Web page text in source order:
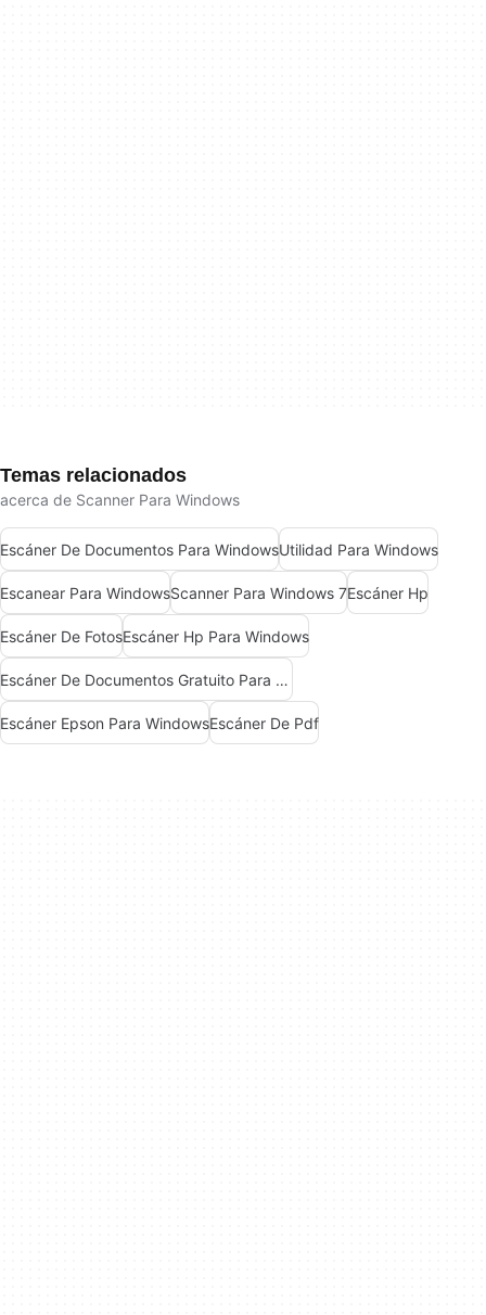
Temas relacionados
acerca de Scanner Para Windows
Escáner De Documentos Para WindowsUtilidad Para Windows
Escanear Para WindowsScanner Para Windows 7Escáner Hp
Escáner De FotosEscáner Hp Para Windows
Escáner De Documentos Gratuito Para Windows
Escáner Epson Para WindowsEscáner De Pdf